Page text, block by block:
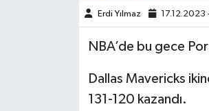
Erdi Yılmaz
NBA’de bu gece
Dallas Mavericks
131-120 kazandı.
Diğer Basketbol Ligleri